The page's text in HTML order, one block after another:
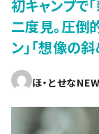
初キャンプで
二度見。圧倒
ン」「想像の
ほ・とせな